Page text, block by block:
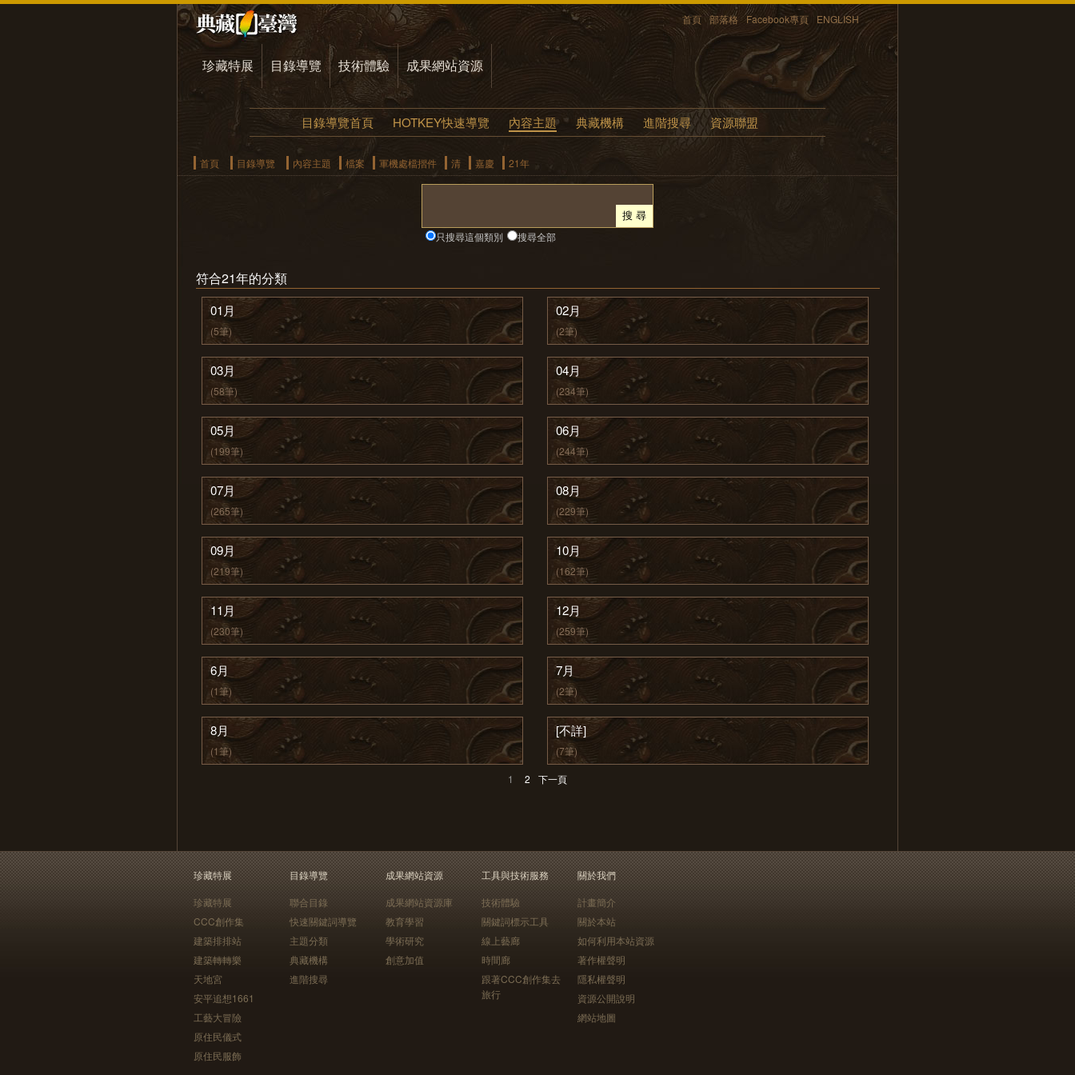
首頁 部落格 Facebook專頁 ENGLISH
珍藏特展 目錄導覽 技術體驗 成果網站資源
目錄導覽首頁 HOTKEY快速導覽 內容主題 典藏機構 進階搜尋 資源聯盟
首頁 目錄導覽 內容主題 檔案 軍機處檔摺件 清 嘉慶 21年
只搜尋這個類別 搜尋全部
符合21年的分類
01月
(5筆)
02月
(2筆)
03月
(58筆)
04月
(234筆)
05月
(199筆)
06月
(244筆)
07月
(265筆)
08月
(229筆)
09月
(219筆)
10月
(162筆)
11月
(230筆)
12月
(259筆)
6月
(1筆)
7月
(2筆)
8月
(1筆)
[不詳]
(7筆)
1 2 下一頁
珍藏特展
珍藏特展
CCC創作集
建築排排站
建築轉轉樂
天地宮
安平追想1661
工藝大冒險
原住民儀式
原住民服飾
目錄導覽
聯合目錄
快速關鍵詞導覽
主題分類
典藏機構
進階搜尋
成果網站資源
成果網站資源庫
教育學習
學術研究
創意加值
工具與技術服務
技術體驗
關鍵詞標示工具
線上藝廊
時間廊
跟著CCC創作集去
旅行
關於我們
計畫簡介
關於本站
如何利用本站資源
著作權聲明
隱私權聲明
資源公開說明
網站地圖